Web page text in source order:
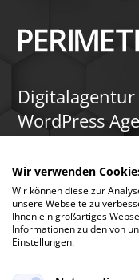
Digitalagentur
WordPress
eCommerce
SEO Agentur
seit 2005
Wir verwenden
Wir können diese zur
unsere Webseite zu
Ihnen ein großartiges
Informationen zu den von
Einstellungen.